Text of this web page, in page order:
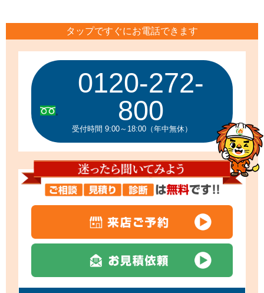
タップですぐにお電話できます
0120-272-
800
受付時間 9:00～18:00（年中無休）